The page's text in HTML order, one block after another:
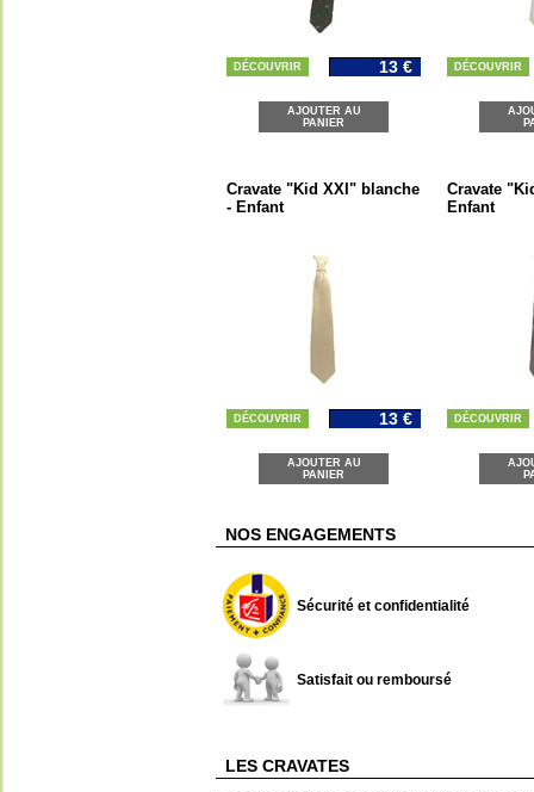
DÉCOUVRIR 13 €
AJOUTER AU
PANIER
DÉCOUVRIR
Cravate "Kid XXI" blanche
- Enfant
DÉCOUVRIR 13 €
AJOUTER AU
PANIER
Cravate
Enfant
DÉCOUVRIR
NOS ENGAGEMENTS
Sécurité et confidentialité
Satisfait ou remboursé
LES CRAVATES